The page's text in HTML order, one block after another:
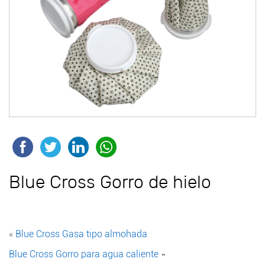
Blue Cross Gorro de hielo
« Blue Cross Gasa tipo almohada
Blue Cross Gorro para agua caliente »